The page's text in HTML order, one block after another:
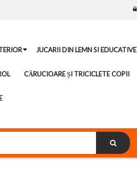
JUCARII DIN LEMN SI EDUCATIVE
CĂRUCIOARE ȘI TRICICLETE COPII